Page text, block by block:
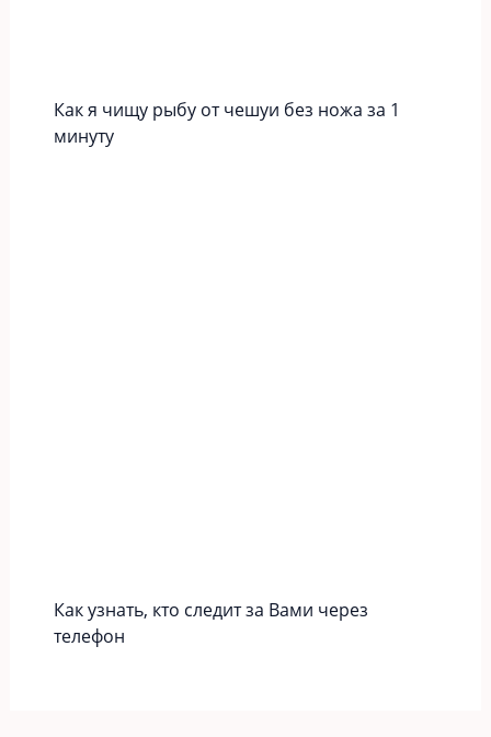
Как я чищу рыбу от чешуи без ножа за 1
минуту
Как узнать, кто следит за Вами через
телефон